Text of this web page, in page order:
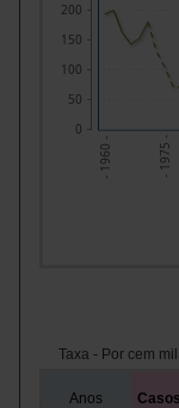
- 1960 - - 1975 -
0
50
100
150
200
Taxa - Por cem mil
Anos